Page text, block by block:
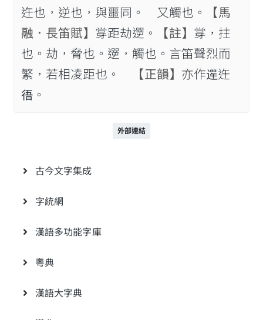
迕也，逆也，與噩同。 又觸也。
【馬
融．長笛賦】 牚距劫遻。 【註】 牚，拄
也。劫，脅也。遻，觸也。言笛聲烈而
繁，若相凌距也。
【正韻】 亦作𨕣迕
𢓲。
外部連結
古今文字集成
字統網
漢語多功能字庫
粵典
漢語大字典